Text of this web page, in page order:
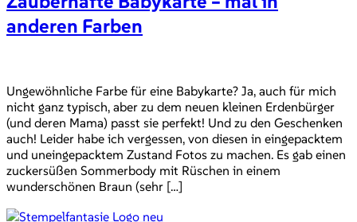
anderen Farben
Ungewöhnliche Farbe für eine Babykarte? Ja, auch für mich
nicht ganz typisch, aber zu dem neuen kleinen Erdenbürger
(und deren Mama) passt sie perfekt! Und zu den Geschenken
auch! Leider habe ich vergessen, von diesen in eingepacktem
und uneingepacktem Zustand Fotos zu machen. Es gab einen
zuckersüßen Sommerbody mit Rüschen in einem
wunderschönen Braun (sehr […]